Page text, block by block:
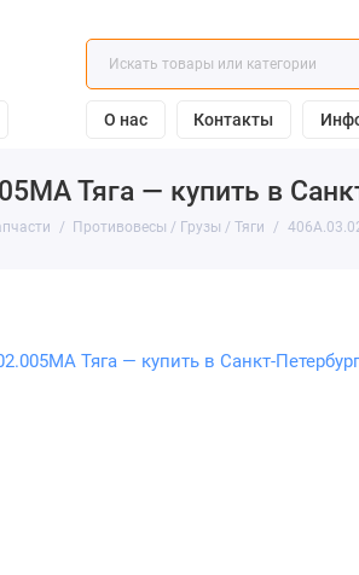
О нас Контакты
Тяга — купить в
Противовесы / Грузы / Тяги